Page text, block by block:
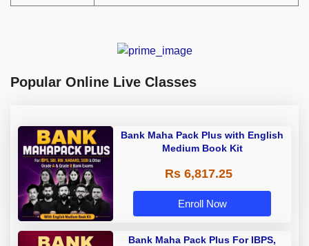
Popular Online Live Classes
Bank Maha Pack Plus with English
Medium Book Kit
Rs 6,817.25
Enroll Now
Bank Maha Pack Plus For IBPS,